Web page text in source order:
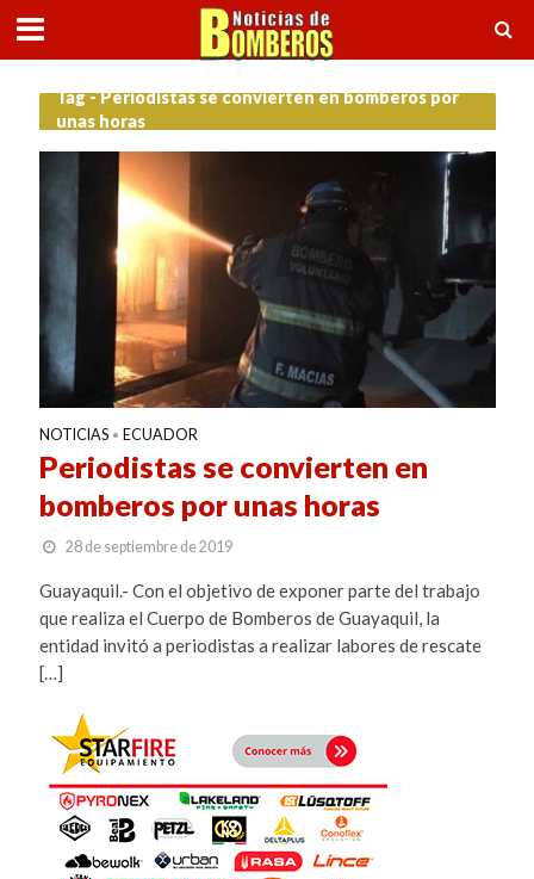
Tag - Periodistas se convierten en bomberos por
unas horas
NOTICIAS • ECUADOR
Periodistas se convierten en
bomberos por unas horas
28 de septiembre de 2019
Guayaquil.- Con el objetivo de exponer parte del trabajo
que realiza el Cuerpo de Bomberos de Guayaquil, la
entidad invitó a periodistas a realizar labores de rescate
[…]